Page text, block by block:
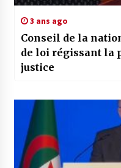
3 ans ago
Conseil de la
de loi régissant la
justice